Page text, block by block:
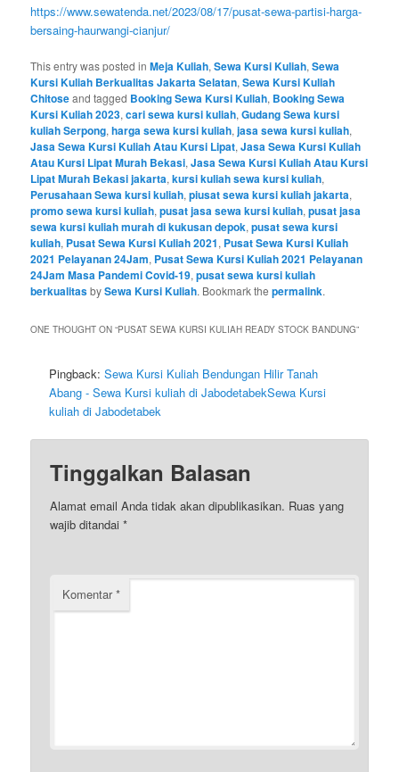
https://www.sewatenda.net/2023/08/17/pusat-sewa-partisi-harga-
bersaing-haurwangi-cianjur/
This entry was posted inMeja Kuliah,Sewa Kursi Kuliah,Sewa
Kursi Kuliah Berkualitas Jakarta Selatan,Sewa Kursi Kuliah
Chitoseand tagged Booking Sewa Kursi Kuliah, Booking Sewa
Kursi Kuliah 2023,cari sewa kursi kuliah,Gudang Sewa kursi
kuliah Serpong,harga sewa kursi kuliah,jasa sewa kursi kuliah,
Jasa Sewa Kursi Kuliah Atau Kursi Lipat,Jasa Sewa Kursi Kuliah
Atau Kursi Lipat Murah Bekasi,Jasa Sewa Kursi Kuliah Atau Kursi
Lipat Murah Bekasi jakarta,kursi kuliah sewa kursi kuliah,
Perusahaan Sewa kursi kuliah,piusat sewa kursi kuliah jakarta,
promo sewa kursi kuliah,pusat jasa sewa kursi kuliah,pusat jasa
sewa kursi kuliah murah di kukusan depok,pusat sewa kursi
kuliah, Pusat Sewa Kursi Kuliah 2021, Pusat Sewa Kursi Kuliah
2021 Pelayanan 24Jam, Pusat Sewa Kursi Kuliah 2021 Pelayanan
24Jam Masa Pandemi Covid-19,pusat sewa kursi kuliah
berkualitasbySewa Kursi Kuliah. Bookmark thepermalink.
ONE THOUGHT ON “PUSAT SEWA KURSI KULIAH READY STOCK BANDUNG”
Pingback:Sewa Kursi Kuliah Bendungan Hilir Tanah
Abang - Sewa Kursi kuliah di JabodetabekSewa Kursi
kuliah di Jabodetabek
Tinggalkan Balasan
Alamat email Anda tidak akan dipublikasikan. Ruas yang
wajib ditandai*
Komentar*